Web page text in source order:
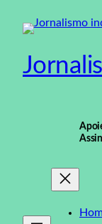
para
conteúdo